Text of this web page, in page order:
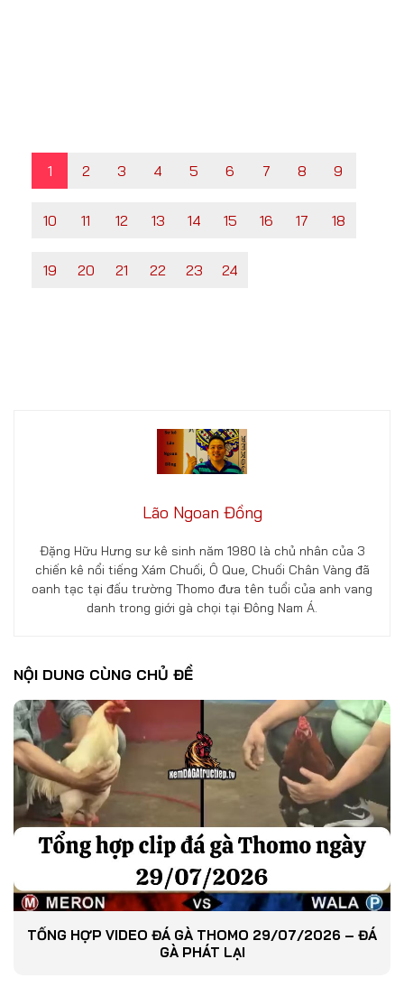
1 2 3 4 5 6 7 8 9
10 11 12 13 14 15 16 17 18
19 20 21 22 23 24
Lão Ngoan Đồng
Đặng Hữu Hưng sư kê sinh năm 1980 là chủ nhân của 3
chiến kê nổi tiếng Xám Chuối, Ô Que, Chuối Chân Vàng đã
oanh tạc tại đấu trường Thomo đưa tên tuổi của anh vang
danh trong giới gà chọi tại Đông Nam Á.
NỘI DUNG CÙNG CHỦ ĐỀ
TỔNG HỢP VIDEO ĐÁ GÀ THOMO 29/07/2026 – ĐÁ
GÀ PHÁT LẠI